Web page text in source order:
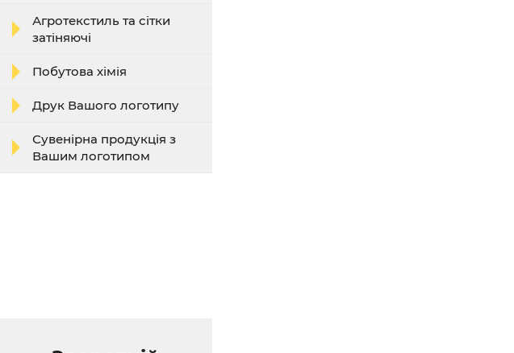
Агротекстиль та сітки
затіняючі
Побутова хімія
Друк Вашого логотипу
Сувенірна продукція з
Вашим логотипом